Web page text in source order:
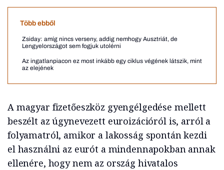
Több ebből
Zsiday: amíg nincs verseny, addig nemhogy Ausztriát, de
Lengyelországot sem fogjuk utolérni
Az ingatlanpiacon ez most inkább egy ciklus végének látszik, mint
az elejének
A magyar fizetőeszköz gyengélgedése mellett
beszélt az úgynevezett euroizációról is, arról a
folyamatról, amikor a lakosság spontán kezdi
el használni az eurót a mindennapokban annak
ellenére, hogy nem az ország hivatalos